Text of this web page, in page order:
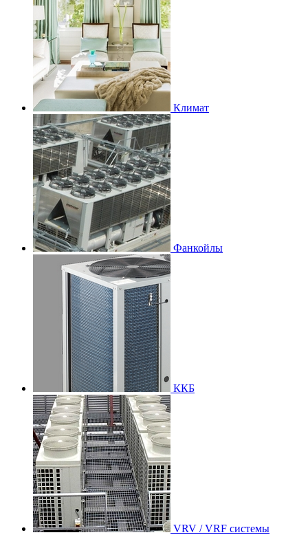
Климат
Фанкойлы
ККБ
VRV / VRF системы